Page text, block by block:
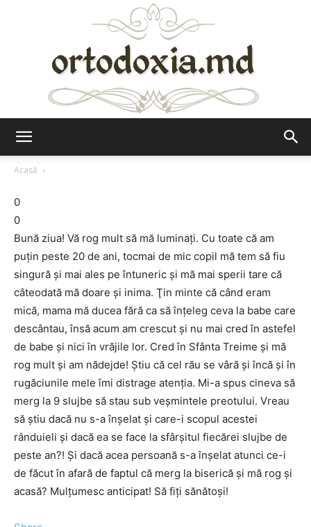
Acasă
0
0
Bună ziua! Vă rog mult să mă luminaţi. Cu toate că am
puţin peste 20 de ani, tocmai de mic copil mă tem să fiu
singură şi mai ales pe întuneric şi mă mai sperii tare că
câteodată mă doare şi inima. Ţin minte că când eram
mică, mama mă ducea fără ca să înţeleg ceva la babe care
descântau, însă acum am crescut şi nu mai cred în astefel
de babe şi nici în vrăjile lor. Cred în Sfânta Treime şi mă
rog mult şi am nădejde! Ştiu că cel rău se vâră şi încă şi în
rugăciunile mele îmi distrage atenţia. Mi-a spus cineva să
merg la 9 slujbe să stau sub veşmintele preotului. Vreau
să ştiu dacă nu s-a înșelat şi care-i scopul acestei
rânduieli şi dacă ea se face la sfârşitul fiecărei slujbe de
peste an?! Şi dacă acea persoană s-a înşelat atunci ce-i
de făcut în afară de faptul că merg la biserică şi mă rog şi
acasă? Mulţumesc anticipat! Să fiţi sănătoşi!